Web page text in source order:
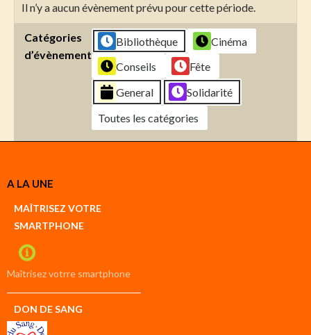
Il n’y a aucun évènement prévu pour cette période.
Catégories
d’évènement
Bibliothèque
Cinéma
Conseils
Fête
General
Solidarité
Toutes les catégories
Créer
compte
compte
A LA UNE
MAÎTRISEZ VOTRE
SMARTPHONE
Maîtrisez votrre smartphone
DON DE SANG